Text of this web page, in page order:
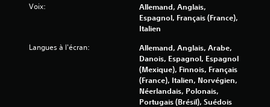
u
r
5
Voix:
Allemand, Anglais,
Espagnol, Français (France),
Italien
Langues à l'écran:
Allemand, Anglais, Arabe,
Danois, Espagnol, Espagnol
(Mexique), Finnois, Français
(France), Italien, Norvégien,
Néerlandais, Polonais,
Portugais (Brésil), Suédois